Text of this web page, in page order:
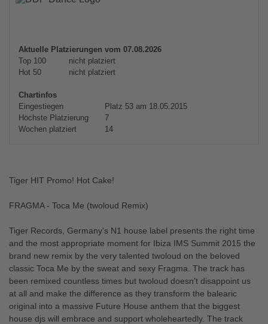
powered by
Aktuelle Platzierungen vom 07.08.2026
Top 100
nicht platziert
Hot 50
nicht platziert
Chartinfos
Eingestiegen
Platz 53 am 18.05.2015
Höchste Platzierung
7
Wochen platziert
14
Tiger HIT Promo! Hot Cake!
FRAGMA - Toca Me (twoloud Remix)
Tiger Records, Germany's N1 house label presents the right time
and the most appropriate moment for Ibiza IMS Summit 2015 the
brand new remix by the very talented twoloud on the beloved
classic Toca Me by the sweat and sexy Fragma. The track has
been remixed countless times but twoloud doesn't disappoint us
at all and make the difference as they transform the balearic
original into a massive Future House anthem that the biggest
house djs will embrace and support wholeheartedly. The track